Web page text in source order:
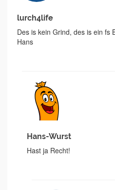
lurch4life
Des is kein Grind, des is ein fs
Hans
Hans-Wurst
Hast ja Recht!